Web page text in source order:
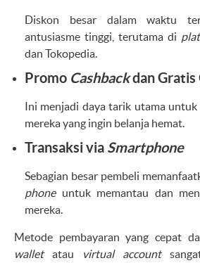
Diskon besar dalam waktu
antusiasme tinggi, terutama di
dan Tokopedia.
Promo Cashbackdan Gratis
Ini menjadi daya tarik utama
mereka yang ingin belanja hemat.
Transaksi via Smartphone
Sebagian besar pembeli
phone untuk memantau dan
mereka.
Metode pembayaran yang cepat
walletatau virtual account